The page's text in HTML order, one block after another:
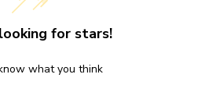
for stars!
what you think